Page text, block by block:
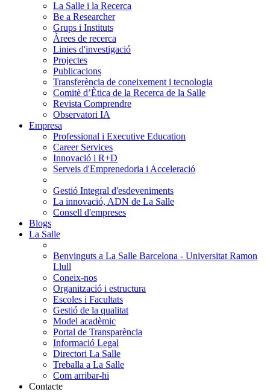
La Salle i la Recerca
Be a Researcher
Grups i Instituts
Àrees de recerca
Linies d'investigació
Projectes
Publicacions
Transferència de coneixement i tecnologia
Comitè d’Ètica de la Recerca de la Salle
Revista Comprendre
Observatori IA
Empresa
Professional i Executive Education
Career Services
Innovació i R+D
Serveis d'Emprenedoria i Acceleració
Gestió Integral d'esdeveniments
La innovació, ADN de La Salle
Consell d'empreses
Blogs
La Salle
Benvinguts a La Salle Barcelona - Universitat Ramon
Llull
Coneix-nos
Organització i estructura
Escoles i Facultats
Gestió de la qualitat
Model acadèmic
Portal de Transparència
Informació Legal
Directori La Salle
Treballa a La Salle
Com arribar-hi
Contacte